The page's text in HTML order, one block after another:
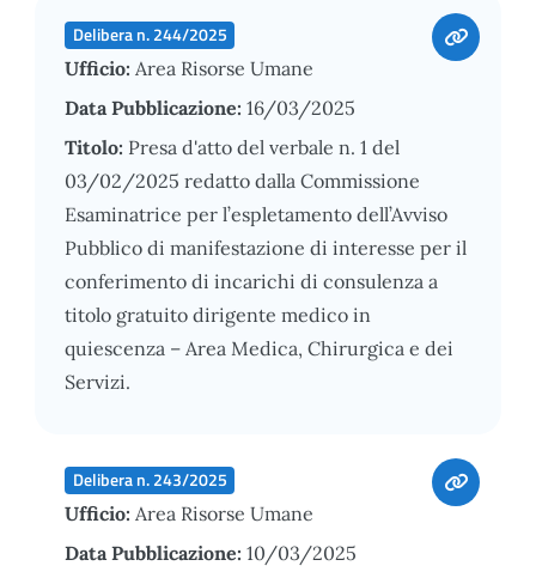
Delibera n. 244/2025
Ufficio: Area Risorse Umane
Data Pubblicazione: 16/03/2025
Titolo: Presa d'atto del verbale n. 1 del
03/02/2025 redatto dalla Commissione
Esaminatrice per l’espletamento dell’Avviso
Pubblico di manifestazione di interesse per il
conferimento di incarichi di consulenza a
titolo gratuito dirigente medico in
quiescenza – Area Medica, Chirurgica e dei
Servizi.
Delibera n. 243/2025
Ufficio: Area Risorse Umane
Data Pubblicazione: 10/03/2025